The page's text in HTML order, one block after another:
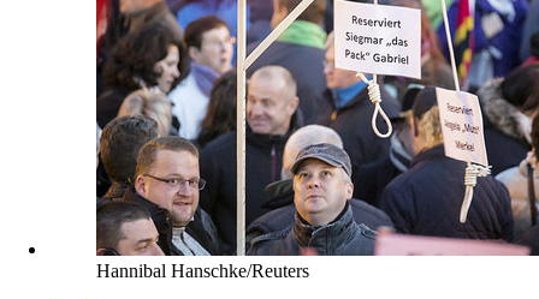
Hannibal Hanschke/Reuters